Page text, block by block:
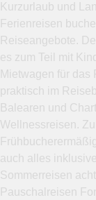
Kurzurlaub und
Ferienreisen
Reiseangebote.
es zum Teil mit
Mietwagen für
praktisch im
Balearen und
Wellnessreisen.
auch alles
Sommerreisen
Pauschalreisen